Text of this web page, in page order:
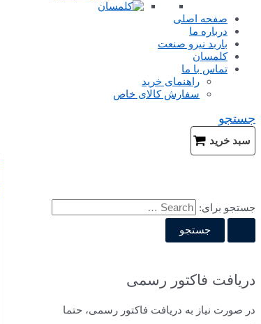
صفحه اصلی
درباره ما
باربد نیرو صنعت
کلمسان
تماس با ما
راهنمای خرید
سفارش کالای خاص
جستجو
سبد خرید
جستجو برای:
دریافت فاکتور رسمی
در صورت نیاز به دریافت فاکتور رسمی، حتما